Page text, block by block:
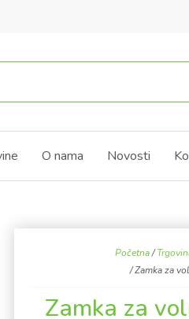
O nama Novosti
Početna/
/ Zamka za
Zamka za